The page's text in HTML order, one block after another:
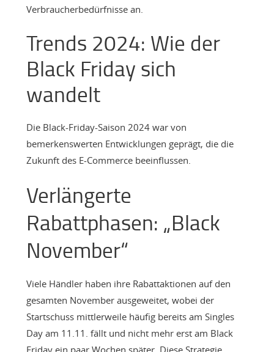
Verbraucherbedürfnisse an.
Trends 2024: Wie der
Black Friday sich
wandelt
Die Black-Friday-Saison 2024 war von
bemerkenswerten Entwicklungen geprägt, die die
Zukunft des E-Commerce beeinflussen.
Verlängerte
Rabattphasen: „Black
November“
Viele Händler haben ihre Rabattaktionen auf den
gesamten November ausgeweitet, wobei der
Startschuss mittlerweile häufig bereits am Singles
Day am 11.11. fällt und nicht mehr erst am Black
Friday ein paar Wochen später. Diese Strategie